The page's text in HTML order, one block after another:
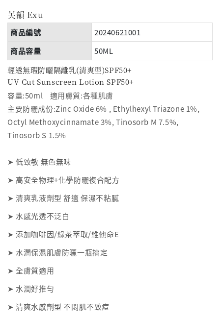
芙韻 Exu
商品編號
20240621001
商品容量
50ML
輕透無瑕防曬隔離乳(清爽型)SPF50+
UV Cut Sunscreen Lotion SPF50+
容量:50ml 適用膚質:各種肌膚
主要防曬成份:Zinc Oxide 6% , Ethylhexyl Triazone 1%,
Octyl Methoxycinnamate 3%, Tinosorb M 7.5%,
Tinosorb S 1.5%
➤ 低致敏 無色無味
➤ 高安全物理+化學防曬複合配方
➤ 清爽乳液劑型 舒適 保濕不粘膩
➤ 水感光透不泛白
➤ 添加咖啡因/綠茶萃取/維他命E
➤ 水潤保濕肌膚防曬一瓶搞定
➤ 全膚質適用
➤ 水潤好推勻
➤ 清爽水感劑型 不悶肌不致痘